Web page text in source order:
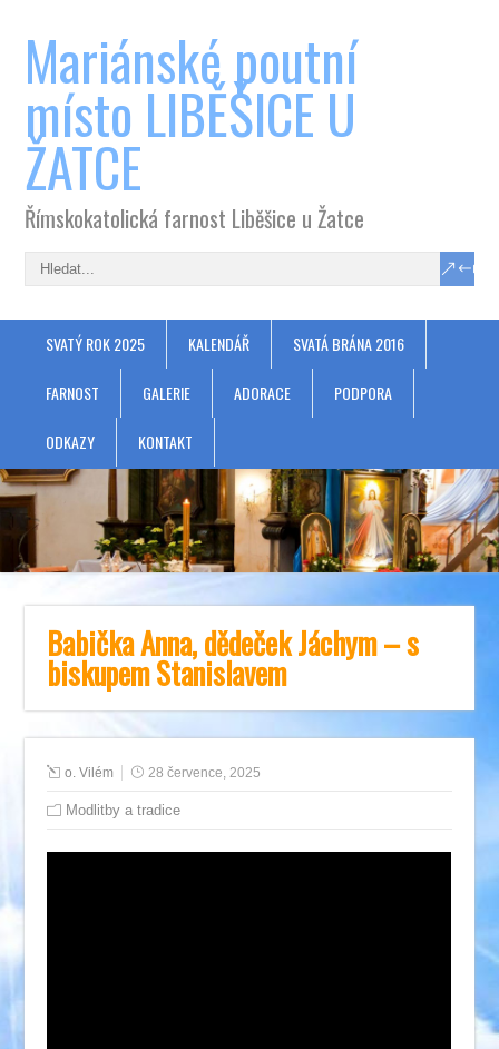
Mariánské poutní
místo LIBĚŠICE U
ŽATCE
Římskokatolická farnost Liběšice u Žatce
SVATÝ ROK 2025 KALENDÁŘ SVATÁ BRÁNA 2016
FARNOST GALERIE ADORACE PODPORA
ODKAZY KONTAKT
Babička Anna, dědeček Jáchym – s
biskupem Stanislavem
o. Vilém 28 července, 2025
Modlitby a tradice